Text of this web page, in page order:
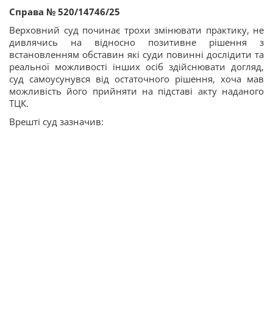
Справа № 520/14746/25
Верховний суд починає трохи змінювати практику, не
дивлячись на відносно позитивне рішення з
встановленням обставин які суди повинні дослідити та
реальної можливості інших осіб здійснювати догляд,
суд самоусунувся від остаточного рішення, хоча мав
можливість його прийняти на підставі акту наданого
ТЦК.
Врешті суд зазначив: